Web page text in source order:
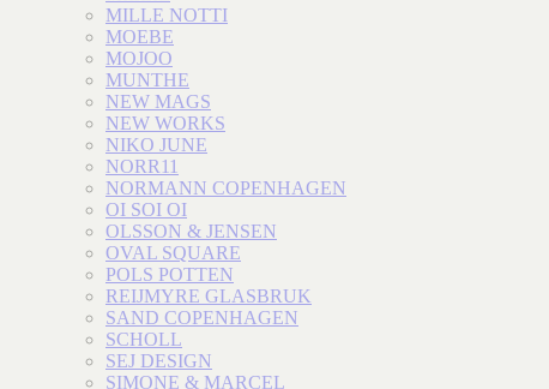
MILLE NOTTI
MOEBE
MOJOO
MUNTHE
NEW MAGS
NEW WORKS
NIKO JUNE
NORR11
NORMANN COPENHAGEN
OI SOI OI
OLSSON & JENSEN
OVAL SQUARE
POLS POTTEN
REIJMYRE GLASBRUK
SAND COPENHAGEN
SCHOLL
SEJ DESIGN
SIMONE & MARCEL